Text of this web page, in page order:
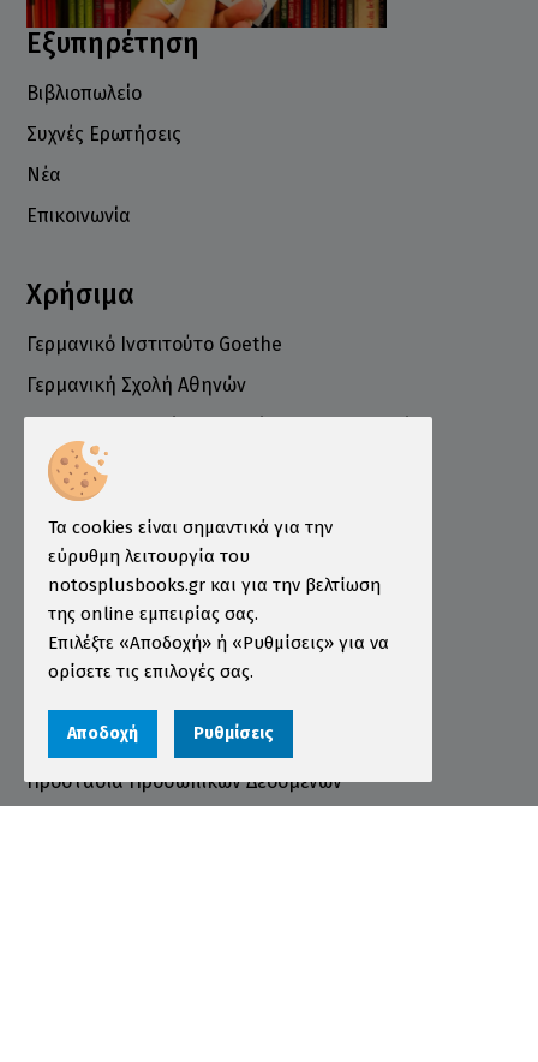
Εξυπηρέτηση
Βιβλιοπωλείο
Συχνές Ερωτήσεις
Νέα
Επικοινωνία
Χρήσιμα
Γερμανικό Ινστιτούτο Goethe
Γερμανική Σχολή Αθηνών
Επιμελητήριο
Ινστιτούτο ÖSD Ελλάδας
Πληροφορίες
Τρόποι Παραγγελίας
Τρόποι Πληρωμής
Τρόποι Αποστολής
Όροι χρήσης
Προστασία Προσωπικών Δεδομένων
Τα cookies είναι σημαντικά για την
εύρυθμη λειτουργία του
notosplusbooks.gr και για την βελτίωση
της online εμπειρίας σας.
Επιλέξτε «Αποδοχή» ή «Ρυθμίσεις» για να
ορίσετε τις επιλογές σας.
Αποδοχή Ρυθμίσεις